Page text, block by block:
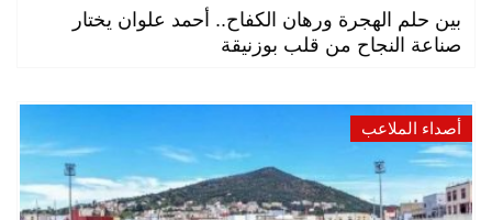
بين حلم الهجرة ورهان الكفاح.. أحمد علوان يختار
صناعة النجاح من قلب بوزنيقة
أصداء الملاعب